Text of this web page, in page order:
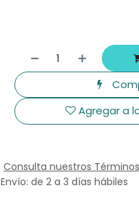
Agregar a
Consulta nuestros
Envío: de 2 a 3 días hábiles